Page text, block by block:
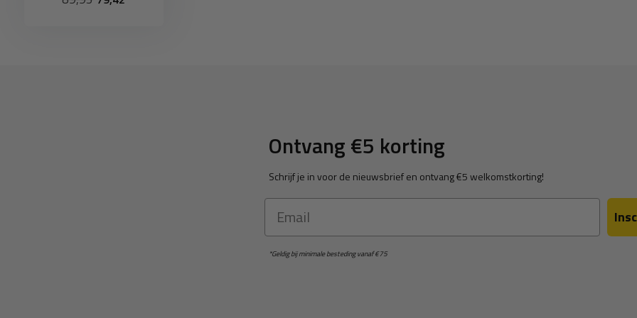
Ontvang €5 korting
Schrijf je in voor de nieuwsbrief en ontvang €5 welkomstkorting!
Email
*Geldig bij minimale besteding vanaf €75